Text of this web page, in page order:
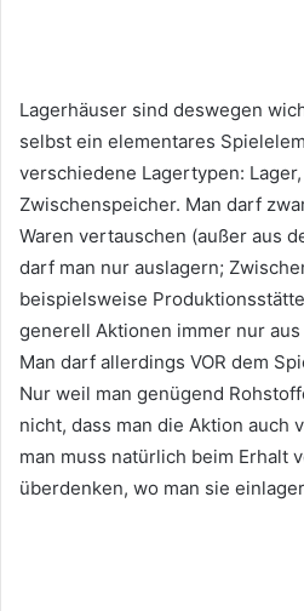
Lagerhäuser sind deswegen
selbst ein elementares
verschiedene Lagertypen:
Zwischenspeicher. Man darf
Waren vertauschen (außer aus
darf man nur auslagern;
beispielsweise
generell Aktionen immer nur
Man darf allerdings VOR dem
Nur weil man genügend
nicht, dass man die Aktion auch
man muss natürlich beim Erhalt
überdenken, wo man sie